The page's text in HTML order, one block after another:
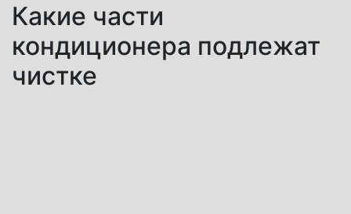
Какие части
кондиционера подлежат
чистке